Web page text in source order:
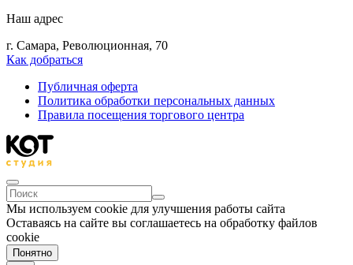
Наш адрес
г. Самара, Революционная, 70
Как добраться
Публичная оферта
Политика обработки персональных данных
Правила посещения торгового центра
Мы используем cookie для улучшения работы сайта
Оставаясь на сайте вы соглашаетесь на обработку файлов
cookie
Понятно